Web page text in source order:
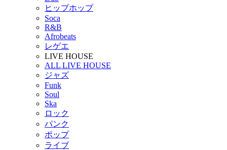
ヒップホップ
Soca
R&B
Afrobeats
レゲエ
LIVE HOUSE
ALL LIVE HOUSE
ジャズ
Funk
Soul
Ska
ロック
パンク
ポップ
ライブ